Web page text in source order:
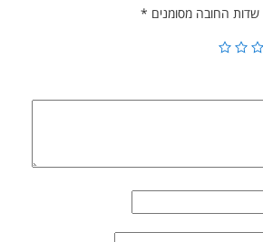
שדות החובה מסומנים *